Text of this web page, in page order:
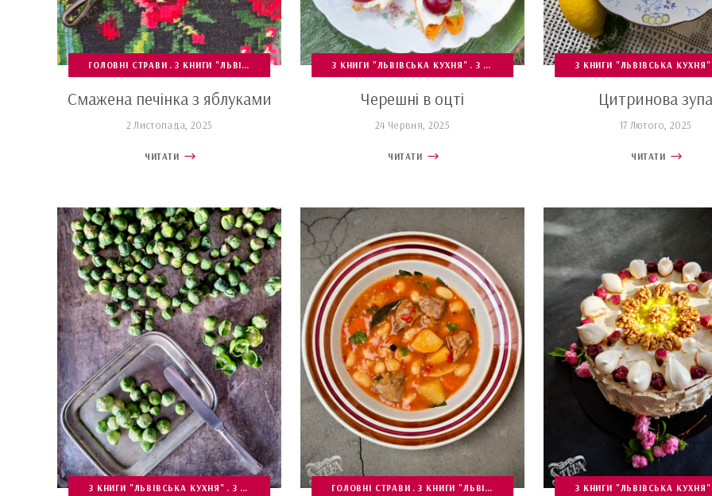
ГОЛОВНІ СТРАВИ З КНИГИ "ЛЬВІВСЬКА КУХНЯ" З КНИЖОК ТА ПРОЄКТІВ ПЕРЕПИСИ СТРАВИ З М'ЯСА, ДРОБУ ТА СУБПРОДУКТІВ
Смажена печінка з яблуками
2 Листопада, 2025
ЧИТАТИ
З КНИГИ "ЛЬВІВСЬКА КУХНЯ" З КНИЖОК ТА ПРОЄКТІВ ПЕРЕПИСИ СОСИ,
Черешні в оцті
24 Червня, 2025
ЧИТАТИ
З КНИГИ "ЛЬВІВСЬКА КУХНЯ"
Цитринова зупа
17 Лютого, 2025
ЧИТАТИ
З КНИГИ "ЛЬВІВСЬКА КУХНЯ" З КНИЖОК ТА ПРОЄКТІВ ПЕРЕКУСКИ ТА САЛАТКИ ПЕРЕПИСИ САЛАТКИ
ГОЛОВНІ СТРАВИ З КНИГИ "ЛЬВІВСЬКА КУХНЯ" ПЕРЕПИСИ ПЕРШІ СТРАВИ
З КНИГИ "ЛЬВІВСЬКА КУХНЯ"